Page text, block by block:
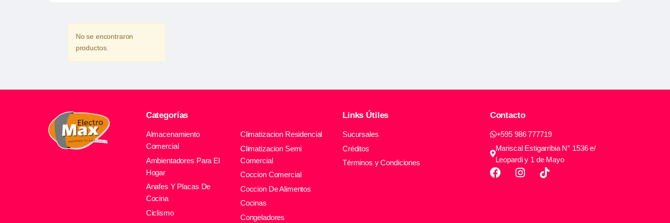
No se encontraron
productos.
Categorías
Almacenamiento
Comercial
Ambientadores Para El
Hogar
Anafes Y Placas De
Cocina
Ciclismo
Climatizacion Residencial
Climatizacion Semi
Comercial
Coccion Comercial
Coccion De Alimentos
Cocinas
Congeladores
Links Útiles
Sucursales
Créditos
Términos y Condiciones
Contacto
+595 986 777719
Mariscal Estigarribia N° 1536 e/
Leopardi y 1 de Mayo